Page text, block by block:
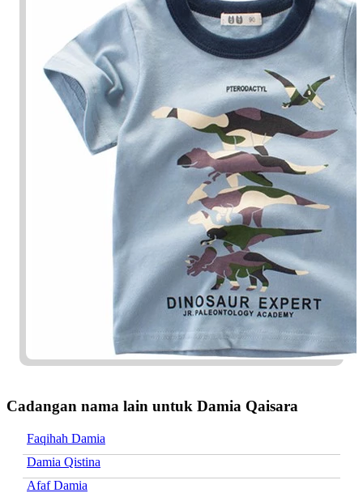
Cadangan nama lain untuk Damia Qaisara
Faqihah Damia
Damia Qistina
Afaf Damia